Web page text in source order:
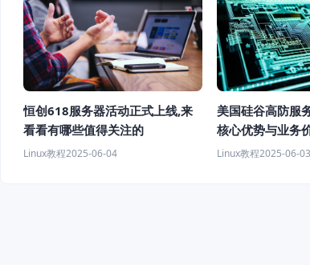
恒创618服务器活动正式上线,来
看看有哪些值得关注的
Linux教程2025-06-04
美国硅谷高防服
核心优势与业务
新标杆
Linux教程2025-06-03